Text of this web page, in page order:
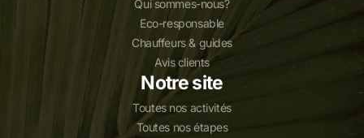
Qui sommes-nous?
Eco-responsable
Chauffeurs & guides
Avis clients
Notre site
Toutes nos activités
Toutes nos étapes